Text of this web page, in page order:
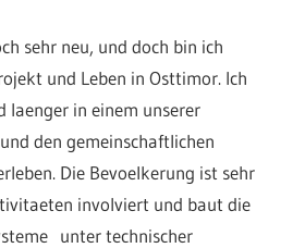
sehr neu, und doch bin ich
und Leben in Osttimor. Ich
laenger in einem unserer
den gemeinschaftlichen
Die Bevoelkerung ist sehr
involviert und baut die
unter technischer